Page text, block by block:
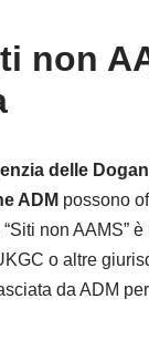
non
delle
ADM possono
non AAMS” è
o altre
da ADM